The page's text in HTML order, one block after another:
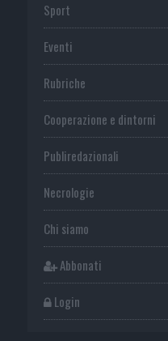
Sport
Eventi
Rubriche
Cooperazione e dintorni
Publiredazionali
Necrologie
Chi siamo
Abbonati
Login